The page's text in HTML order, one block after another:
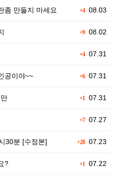
+408.03
좀 만들지 마세요
+908.02
+407.31
+607.31
공이야~~
+1 07.31
+707.27
+2807.23
30분 [수정본]
+1 07.22
?